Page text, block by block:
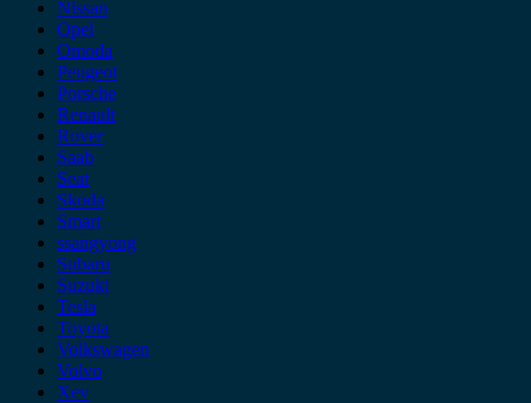
Nissan
Opel
Omoda
Peugeot
Porsche
Renault
Rover
Saab
Seat
Skoda
Smart
ssangyong
Subaru
Suzuki
Tesla
Toyota
Volkswagen
Volvo
Xev